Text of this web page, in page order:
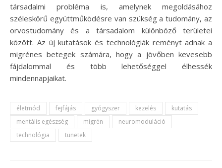
társadalmi probléma is, amelynek megoldásához
széleskörű együttműködésre van szükség a tudomány, az
orvostudomány és a társadalom különböző területei
között. Az új kutatások és technológiák reményt adnak a
migrénes betegek számára, hogy a jövőben kevesebb
fájdalommal és több lehetőséggel élhessék
mindennapjaikat.
életmód fejfájás gyógyszer kezelés
kutatás
mentális egészség
migrén
neuromoduláció
technológia
tünetek